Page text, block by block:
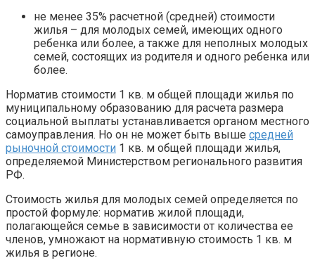
не менее 35% расчетной (средней) стоимости
жилья – для молодых семей, имеющих одного
ребенка или более, а также для неполных молодых
семей, состоящих из родителя и одного ребенка или
более.
Норматив стоимости 1 кв. м общей площади жилья по
муниципальному образованию для расчета размера
социальной выплаты устанавливается органом местного
самоуправления. Но он не может быть выше средней
рыночной стоимости 1 кв. м общей площади жилья,
определяемой Министерством регионального развития
РФ.
Стоимость жилья для молодых семей определяется по
простой формуле: норматив жилой площади,
полагающейся семье в зависимости от количества ее
членов, умножают на нормативную стоимость 1 кв. м
жилья в регионе.